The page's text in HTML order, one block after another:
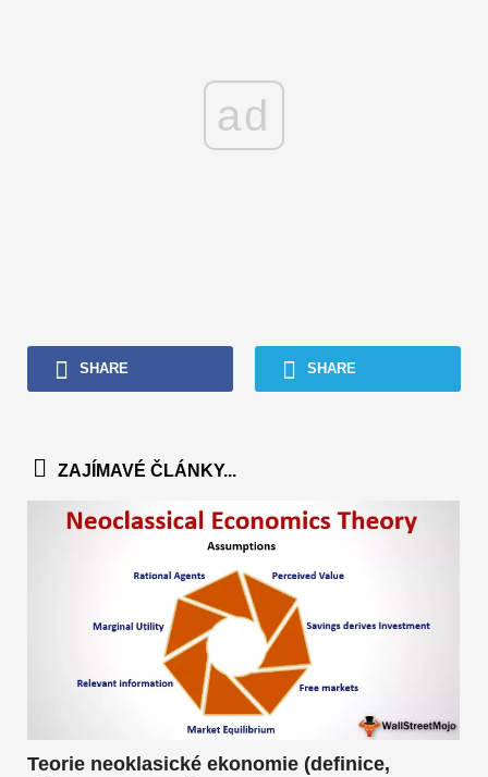
ad
SHARE SHARE
ZAJÍMAVÉ ČLÁNKY...
Teorie neoklasické ekonomie (definice,